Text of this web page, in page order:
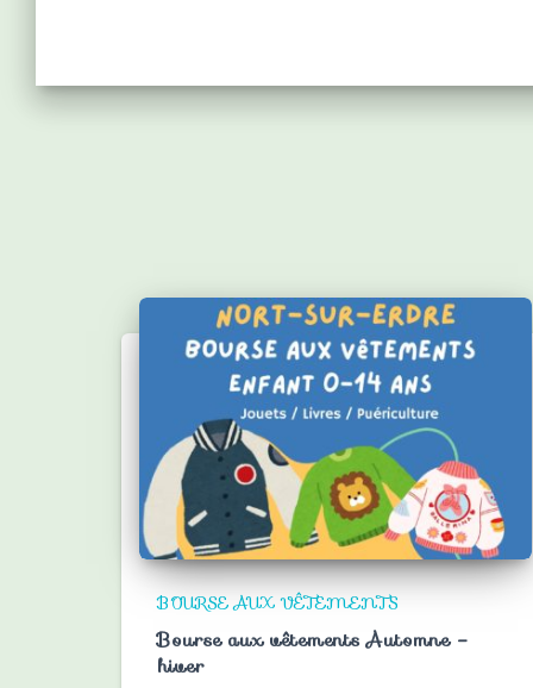
BOURSE AUX VÊTEMENTS
Bourse aux vêtements Automne –
hiver